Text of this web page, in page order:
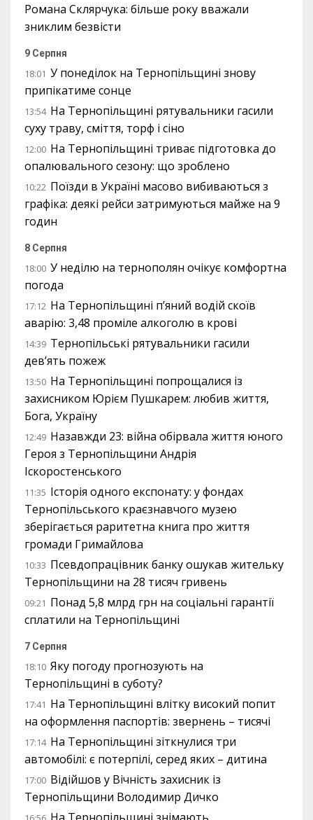
Романа Склярчука: більше року вважали
зниклим безвісти
9 Серпня
18:01 У понеділок на Тернопільщині знову
припікатиме сонце
13:54 На Тернопільщині рятувальники гасили
суху траву, сміття, торф і сіно
12:00 На Тернопільщині триває підготовка до
опалювального сезону: що зроблено
10:22 Поїзди в Україні масово вибиваються з
графіка: деякі рейси затримуються майже на 9
годин
8 Серпня
18:00 У неділю на тернополян очікує комфортна
погода
17:12 На Тернопільщині п’яний водій скоїв
аварію: 3,48 проміле алкоголю в крові
14:39 Тернопільські рятувальники гасили
дев’ять пожеж
13:50 На Тернопільщині попрощалися із
захисником Юрієм Пушкарем: любив життя,
Бога, Україну
12:49 Назавжди 23: війна обірвала життя юного
Героя з Тернопільщини Андрія
Іскоростенського
11:35 Історія одного експонату: у фондах
Тернопільського краєзнавчого музею
зберігається раритетна книга про життя
громади Гримайлова
10:33 Псевдопрацівник банку ошукав жительку
Тернопільщини на 28 тисяч гривень
09:21 Понад 5,8 млрд грн на соціальні гарантії
сплатили на Тернопільщині
7 Серпня
18:10 Яку погоду прогнозують на
Тернопільщині в суботу?
17:41 На Тернопільщині влітку високий попит
на оформлення паспортів: звернень – тисячі
17:14 На Тернопільщині зіткнулися три
автомобілі: є потерпілі, серед яких – дитина
17:00 Відійшов у Вічність захисник із
Тернопільщини Володимир Дичко
На Тернопільщині знімають